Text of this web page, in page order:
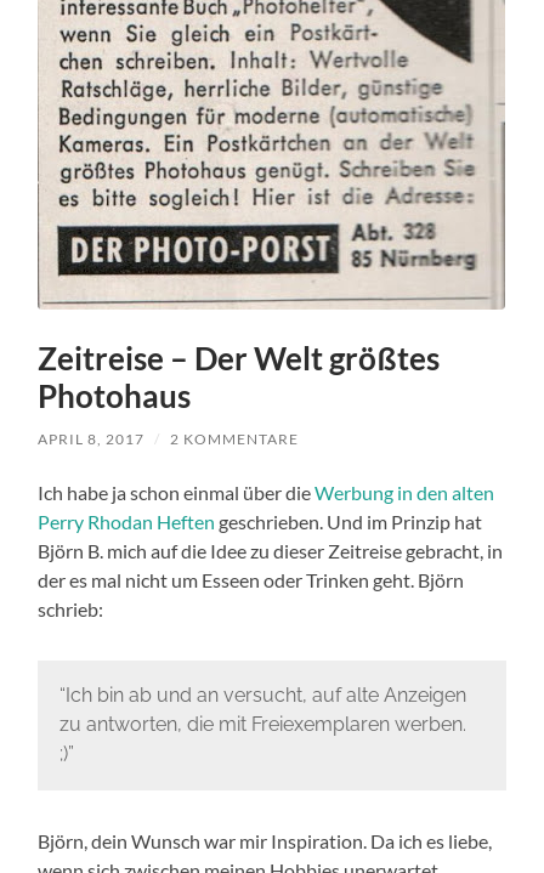
Zeitreise – Der Welt größtes
Photohaus
APRIL 8, 2017 / 2 KOMMENTARE
Ich habe ja schon einmal über dieWerbung in den alten
Perry Rhodan Heften geschrieben. Und im Prinzip hat
Björn B. mich auf die Idee zu dieser Zeitreise gebracht, in
der es mal nicht um Esseen oder Trinken geht. Björn
schrieb:
“Ich bin ab und an versucht, auf alte Anzeigen
zu antworten, die mit Freiexemplaren werben.
;)”
Björn, dein Wunsch war mir Inspiration. Da ich es liebe,